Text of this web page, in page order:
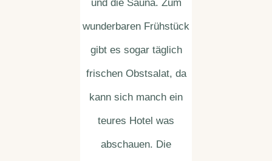
und die Sauna. Zum
wunderbaren Frühstück
gibt es sogar täglich
frischen Obstsalat, da
kann sich manch ein
teures Hotel was
abschauen. Die